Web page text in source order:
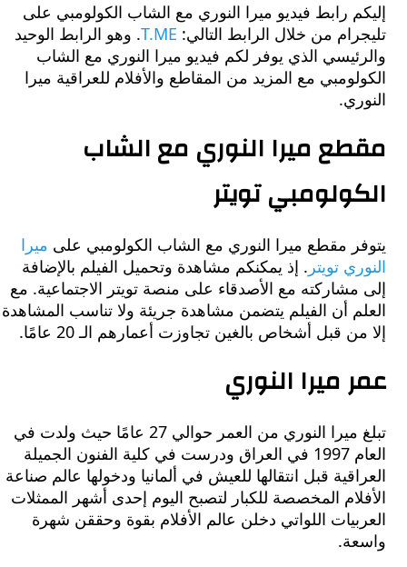
رابط فيديو ميرا النوري مع الشاب الكولومبي على
من خلال الرابط التالي: T.ME . وهو الرابط الوحيد
الذي يوفر لكم فيديو ميرا النوري مع الشاب
مع المزيد من المقاطع والأفلام للعراقية ميرا
ميرا النوري مع الشاب
تويتر
مقطع ميرا النوري مع الشاب الكولومبي علىميرا
تويتر . إذ يمكنكم مشاهدة وتحميل الفيلم بالإضافة
مع الأصدقاء على منصة تويتر الاجتماعية. مع
أن الفيلم يتضمن مشاهدة جريئة ولا تناسب المشاهدة
قبل أشخاص بالغين تجاوزت أعمارهم الـ 20 عامًا.
ميرا النوري
تبلغ ميرا النوري من العمر حوالي 27 عامًا حيث ولدت في
العام 1997 في العراق ودرست في كلية الفنون الجميلة
قبل انتقالها للعيش في ألمانيا ودخولها عالم صناعة
المخصصة للكبار لتصبح اليوم إحدى أشهر الممثلات
اللواتي دخلن عالم الأفلام بقوة وحققن شهرة